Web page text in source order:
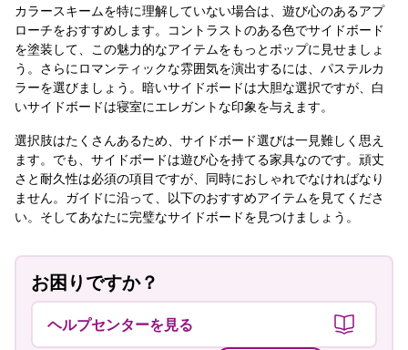
カラースキームを特に理解していない場合は、遊び心のあるアプ
ローチをおすすめします。コントラストのある色でサイドボード
を塗装して、この魅力的なアイテムをもっとポップに見せましょ
う。さらにロマンティックな雰囲気を演出するには、パステルカ
ラーを選びましょう。暗いサイドボードは大胆な選択ですが、白
いサイドボードは寝室にエレガントな印象を与えます。
選択肢はたくさんあるため、サイドボード選びは一見難しく思え
ます。でも、サイドボードは遊び心を持てる家具なのです。頑丈
さと耐久性は必須の項目ですが、同時におしゃれでなければなり
ません。ガイドに沿って、以下のおすすめアイテムを見てくださ
い。そしてあなたに完璧なサイドボードを見つけましょう。
お困りですか？
ヘルプセンターを見る